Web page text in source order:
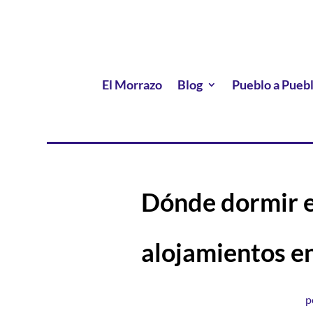
El Morrazo Blog Pueblo a
Dónde dormir
alojamientos